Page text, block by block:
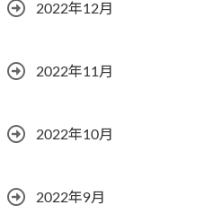
2022年12月
2022年11月
2022年10月
2022年9月